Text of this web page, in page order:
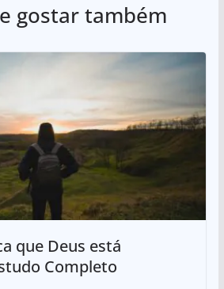
gostar também
que Deus está
Completo